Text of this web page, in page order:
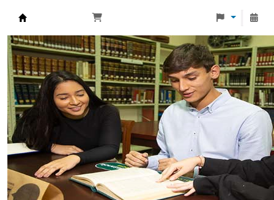
Biblioteca Universidad Monteávila